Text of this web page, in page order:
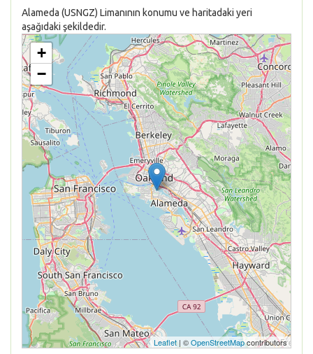
Alameda (USNGZ) Limanının konumu ve haritadaki yeri
aşağıdaki şekildedir.
+
−
Leaflet | ©OpenStreetMapcontributors